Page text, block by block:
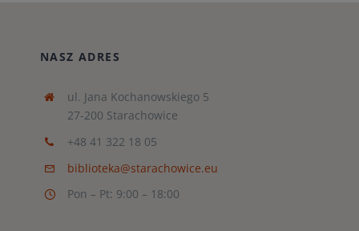
NASZ ADRES
ul. Jana Kochanowskiego 5
27-200 Starachowice
+48 41 322 18 05
biblioteka@starachowice.eu
Pon – Pt: 9:00 – 18:00